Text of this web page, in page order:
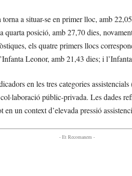
a situar-se en primer lloc, amb
posició, amb 27,70 dies,
els quatre primers llocs
Leonor, amb 21,43 dies; i
en les tres categories
públic-privada. Les dades
en un context d’elevada pressió
- Et Recomanem -